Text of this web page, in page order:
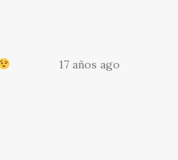
17 años ago